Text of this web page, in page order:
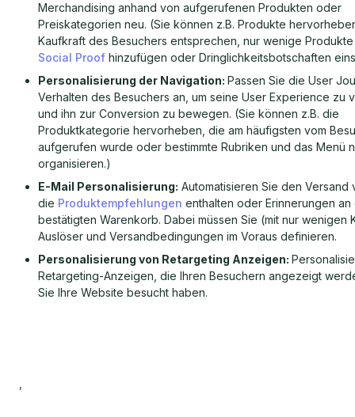
Merchandising anhand von aufgerufenen Produkten oder
Preiskategorien neu. (Sie können z.B. Produkte
Kaufkraft des Besuchers entsprechen, nur wenige
Social Proof hinzufügen oder Dringlichkeitsbotschaften
Personalisierung der Navigation: Passen Sie die User
Verhalten des Besuchers an, um seine User Experience zu
und ihn zur Conversion zu bewegen. (Sie können z.B. die
Produktkategorie hervorheben, die am häufigsten vom
aufgerufen wurde oder bestimmte Rubriken und das Menü
organisieren.)
E-Mail Personalisierung: Automatisieren Sie den Versand
die Produktempfehlungen enthalten oder Erinnerungen an
bestätigten Warenkorb. Dabei müssen Sie (mit nur wenigen
Auslöser und Versandbedingungen im Voraus definieren.
Personalisierung von Retargeting Anzeigen:
Retargeting-Anzeigen, die Ihren Besuchern angezeigt
Sie Ihre Website besucht haben.